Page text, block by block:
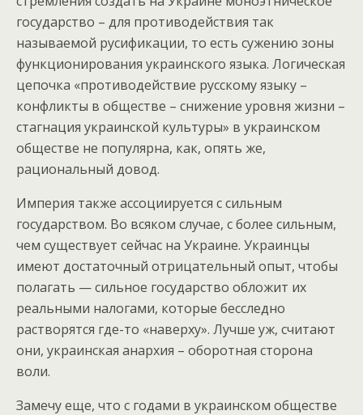
государство – для противодействия так
называемой русификации, то есть сужению зоны
функционирования украинского языка. Логическая
цепочка «противодействие русскому языку –
конфликты в обществе – снижение уровня жизни –
стагнация украинской культуры» в украинском
обществе не популярна, как, опять же,
рациональный довод.
Империя также ассоциируется с сильным
государством. Во всяком случае, с более сильным,
чем существует сейчас на Украине. Украинцы
имеют достаточный отрицательный опыт, чтобы
полагать — сильное государство обложит их
реальными налогами, которые бесследно
растворятся где-то «наверху». Лучше уж, считают
они, украинская анархия – оборотная сторона
воли.
Замечу еще, что с годами в украинском обществе